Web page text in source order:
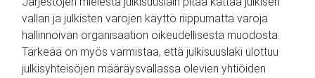
vallan ja julkisten varojen käyttö riippumatta varoja
hallinnoivan organisaation oikeudellisesta muodosta.
Tärkeää on myös varmistaa, että julkisuuslaki ulottuu
julkisyhteisöjen määräysvallassa olevien yhtiöiden